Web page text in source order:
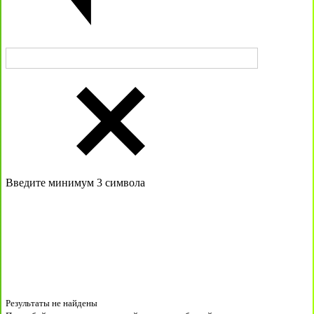
Введите минимум 3 символа
Результаты не найдены